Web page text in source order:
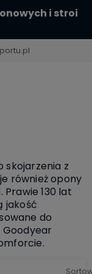
i stroi
oferty lub
do listy z
skojarzenia z
również opony
130 lat
jakość
do